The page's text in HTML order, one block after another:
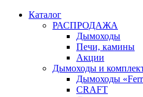
Каталог
РАСПРОДАЖА
Дымоходы
Печи, камины
Акции
Дымоходы и
Дымоходы
CRAFT